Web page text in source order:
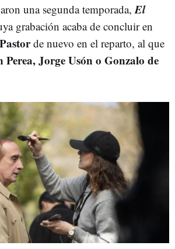
una segunda temporada, El
grabación acaba de concluir en
de nuevo en el reparto, al que
Perea, Jorge Usón o Gonzalo de